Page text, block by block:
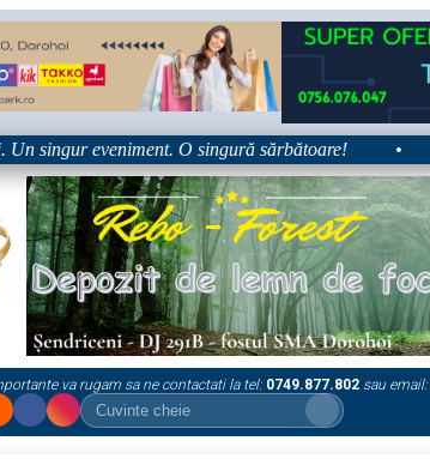
eveniment. O singură sărbătoare!
va rugam sa ne contactati la tel: 0749.877.802 sau email: